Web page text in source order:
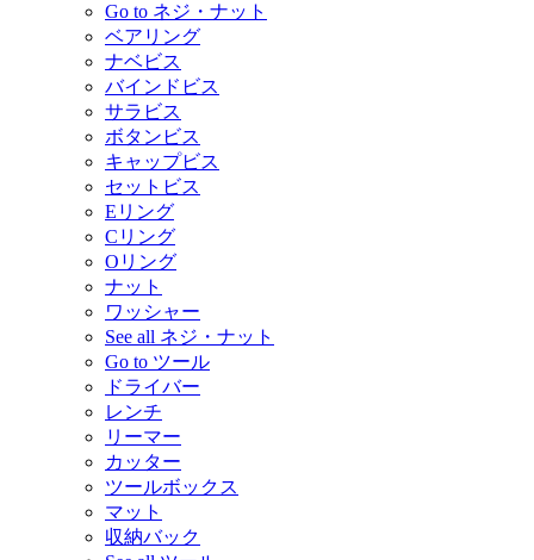
Go to ネジ・ナット
ベアリング
ナベビス
バインドビス
サラビス
ボタンビス
キャップビス
セットビス
Eリング
Cリング
Oリング
ナット
ワッシャー
See all ネジ・ナット
Go to ツール
ドライバー
レンチ
リーマー
カッター
ツールボックス
マット
収納バック